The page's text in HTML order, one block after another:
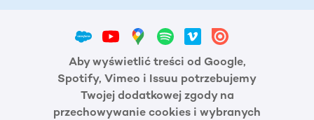
Aby wyświetlić treści od Google,
Spotify, Vimeo i Issuu potrzebujemy
Twojej dodatkowej zgody na
przechowywanie cookies i wybranych